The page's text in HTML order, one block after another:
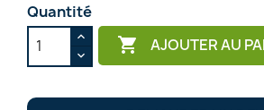
Quantité
 AJOUTER AU